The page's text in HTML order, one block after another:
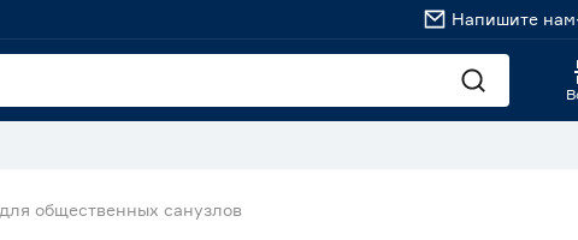
Напишите нам
общественных санузлов